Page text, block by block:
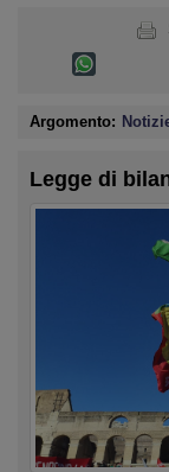
Argomento:
Legge di